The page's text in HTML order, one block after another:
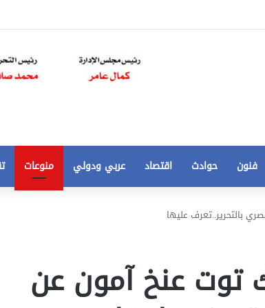
فنون حوادث اقتصاد عربي ودولي منوعات
بالتحرير..تعرف عليها
توت عنخ آمون عن
تخفيض
250
الي
50
21 أغسطس، 2020
تخفيض سعر المتر من 250 الي 50 جنيها